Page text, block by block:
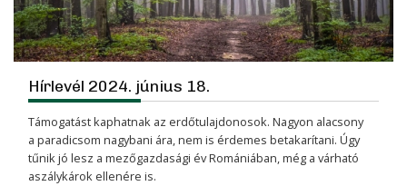
Hírlevél 2024. június 18.
Támogatást kaphatnak az erdőtulajdonosok. Nagyon alacsony
a paradicsom nagybani ára, nem is érdemes betakarítani. Úgy
tűnik jó lesz a mezőgazdasági év Romániában, még a várható
aszálykárok ellenére is.